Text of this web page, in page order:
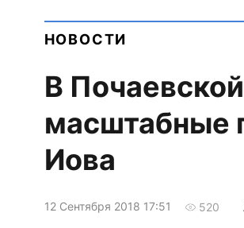
НОВОСТИ
В
масштабные
Иова
12 Сентября 2018 17:51 520